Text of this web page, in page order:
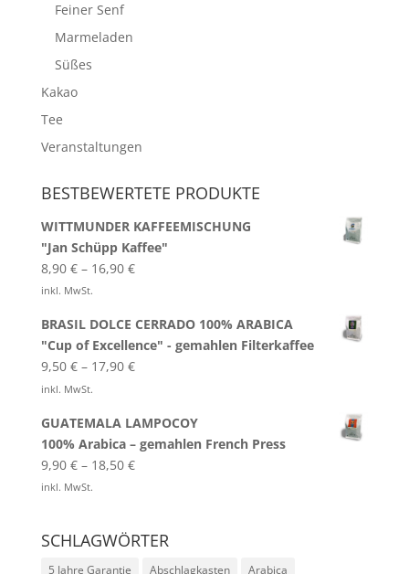
Feiner Senf
Marmeladen
Süßes
Kakao
Tee
Veranstaltungen
BESTBEWERTETE PRODUKTE
WITTMUNDER KAFFEEMISCHUNG
"Jan Schüpp Kaffee"
8,90 €– 16,90 €
inkl. MwSt.
BRASIL DOLCE CERRADO 100% ARABICA
"Cup of Excellence" - gemahlen Filterkaffee
9,50 €– 17,90 €
inkl. MwSt.
GUATEMALA LAMPOCOY
100% Arabica – gemahlen French Press
9,90 €– 18,50 €
inkl. MwSt.
SCHLAGWÖRTER
5 Jahre Garantie Abschlagkasten Arabica